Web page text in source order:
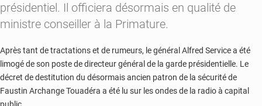
présidentiel. Il officiera désormais en qualité de
ministre conseiller à la Primature.
Après tant de tractations et de rumeurs, le général Alfred Service a été
limogé de son poste de directeur général de la garde présidentielle. Le
décret de destitution du désormais ancien patron de la sécurité de
Faustin Archange Touadéra a été lu sur les ondes de la radio à capital